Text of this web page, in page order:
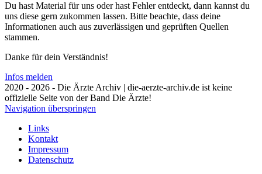
Du hast Material für uns oder hast Fehler entdeckt, dann kannst du
uns diese gern zukommen lassen. Bitte beachte, dass deine
Informationen auch aus zuverlässigen und geprüften Quellen
stammen.
Danke für dein Verständnis!
Infos melden
2020 - 2026 - Die Ärzte Archiv | die-aerzte-archiv.de ist keine
offizielle Seite von der Band Die Ärzte!
Navigation überspringen
Links
Kontakt
Impressum
Datenschutz